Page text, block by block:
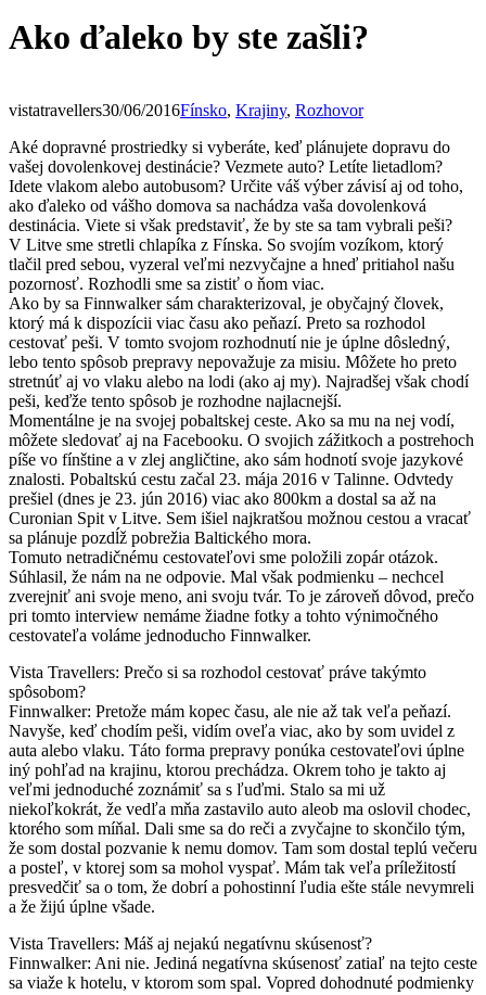
Ako ďaleko by ste zašli?
vistatravellers30/06/2016Fínsko, Krajiny, Rozhovor
Aké dopravné prostriedky si vyberáte, keď plánujete dopravu do
vašej dovolenkovej destinácie? Vezmete auto? Letíte lietadlom?
Idete vlakom alebo autobusom? Určite váš výber závisí aj od toho,
ako ďaleko od vášho domova sa nachádza vaša dovolenková
destinácia. Viete si však predstaviť, že by ste sa tam vybrali peši?
V Litve sme stretli chlapíka z Fínska. So svojím vozíkom, ktorý
tlačil pred sebou, vyzeral veľmi nezvyčajne a hneď pritiahol našu
pozornosť. Rozhodli sme sa zistiť o ňom viac.
Ako by sa Finnwalker sám charakterizoval, je obyčajný človek,
ktorý má k dispozícii viac času ako peňazí. Preto sa rozhodol
cestovať peši. V tomto svojom rozhodnutí nie je úplne dôsledný,
lebo tento spôsob prepravy nepovažuje za misiu. Môžete ho preto
stretnúť aj vo vlaku alebo na lodi (ako aj my). Najradšej však chodí
peši, keďže tento spôsob je rozhodne najlacnejší.
Momentálne je na svojej pobaltskej ceste. Ako sa mu na nej vodí,
môžete sledovať aj na Facebooku. O svojich zážitkoch a postrehoch
píše vo fínštine a v zlej angličtine, ako sám hodnotí svoje jazykové
znalosti. Pobaltskú cestu začal 23. mája 2016 v Talinne. Odvtedy
prešiel (dnes je 23. jún 2016) viac ako 800km a dostal sa až na
Curonian Spit v Litve. Sem išiel najkratšou možnou cestou a vracať
sa plánuje pozdĺž pobrežia Baltického mora.
Tomuto netradičnému cestovateľovi sme položili zopár otázok.
Súhlasil, že nám na ne odpovie. Mal však podmienku – nechcel
zverejniť ani svoje meno, ani svoju tvár. To je zároveň dôvod, prečo
pri tomto interview nemáme žiadne fotky a tohto výnimočného
cestovateľa voláme jednoducho Finnwalker.
Vista Travellers: Prečo si sa rozhodol cestovať práve takýmto
spôsobom?
Finnwalker: Pretože mám kopec času, ale nie až tak veľa peňazí.
Navyše, keď chodím peši, vidím oveľa viac, ako by som uvidel z
auta alebo vlaku. Táto forma prepravy ponúka cestovateľovi úplne
iný pohľad na krajinu, ktorou prechádza. Okrem toho je takto aj
veľmi jednoduché zoznámiť sa s ľuďmi. Stalo sa mi už
niekoľkokrát, že vedľa mňa zastavilo auto aleob ma oslovil chodec,
ktorého som míňal. Dali sme sa do reči a zvyčajne to skončilo tým,
že som dostal pozvanie k nemu domov. Tam som dostal teplú večeru
a posteľ, v ktorej som sa mohol vyspať. Mám tak veľa príležitostí
presvedčiť sa o tom, že dobrí a pohostinní ľudia ešte stále nevymreli
a že žijú úplne všade.
Vista Travellers: Máš aj nejakú negatívnu skúsenosť?
Finnwalker: Ani nie. Jediná negatívna skúsenosť zatiaľ na tejto ceste
sa viaže k hotelu, v ktorom som spal. Vopred dohodnuté podmienky